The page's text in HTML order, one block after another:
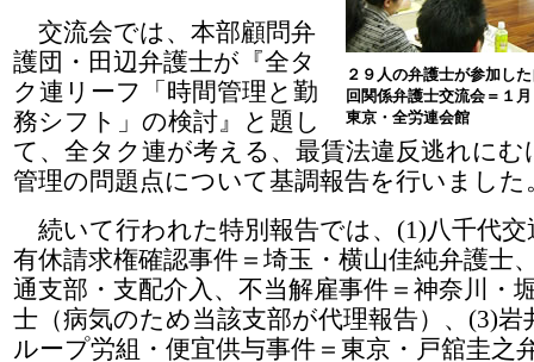
２９人の弁護士が参加し
回関係弁護士交流会＝１
東京・全労連会館
交流会では、本部顧問弁
護団・田辺弁護士が『全タ
ク連リーフ「時間管理と勤
務シフト」の検討』と題し
て、全タク連が考える、最賃法違反逃れにむ
管理の問題点について基調報告を行いました
続いて行われた特別報告では、(1)八千代交
有休請求権確認事件＝埼玉・横山佳純弁護士
通支部・支配介入、不当解雇事件＝神奈川・
士（病気のため当該支部が代理報告）、(3)岩
ループ労組・便宜供与事件＝東京・戸舘圭之